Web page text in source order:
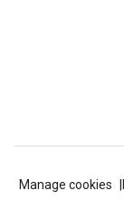
Manage cookies